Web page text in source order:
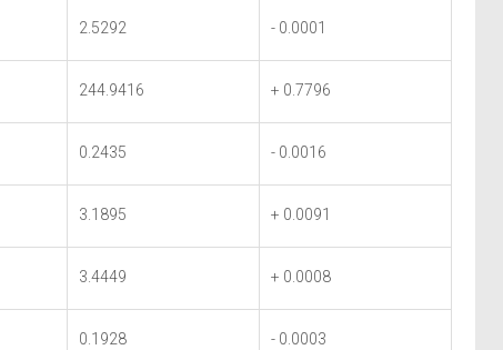
2.5292 - 0.0001
244.9416 + 0.7796
0.2435 - 0.0016
3.1895 + 0.0091
3.4449 + 0.0008
0.1928 - 0.0003